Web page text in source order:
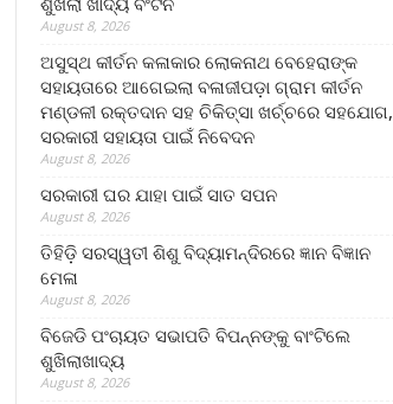
August 8, 2026
ଅସୁସ୍ଥ କୀର୍ତନ କଳାକାର ଲୋକନାଥ ବେହେରାଙ୍କ
ସହାୟତାରେ ଆଗେଇଲା ବଳାଜୀପଡ଼ା ଗ୍ରାମ କୀର୍ତନ
ମଣ୍ଡଳୀ ରକ୍ତଦାନ ସହ ଚିକିତ୍ସା ଖର୍ଚ୍ଚରେ ସହଯୋଗ,
ସରକାରୀ ସହାୟତା ପାଇଁ ନିବେଦନ
August 8, 2026
ସରକାରୀ ଘର ଯାହା ପାଇଁ ସାତ ସପନ
August 8, 2026
ତିହିଡି଼ ସରସ୍ୱତୀ ଶିଶୁ ବିଦ୍ୟାମନ୍ଦିରରେ ଜ୍ଞାନ ବିଜ୍ଞାନ
ମେଳା
August 8, 2026
ବିଜେଡି ପଂଚାୟତ ସଭାପତି ବିପନ୍ନଙ୍କୁ ବାଂଟିଲେ
ଶୁଖିଲାଖାଦ୍ୟ
August 8, 2026